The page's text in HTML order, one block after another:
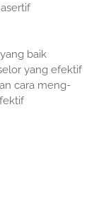
baik
yang efektif
cara meng-